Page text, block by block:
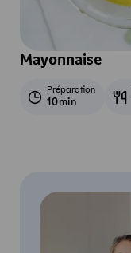
Mayonnaise
Préparation
10min